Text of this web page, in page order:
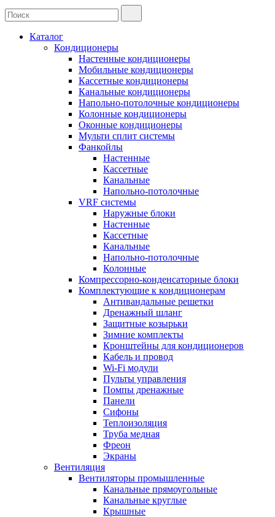
Каталог
Кондиционеры
Настенные кондиционеры
Мобильные кондиционеры
Кассетные кондиционеры
Канальные кондиционеры
Напольно-потолочные кондиционеры
Колонные кондиционеры
Оконные кондиционеры
Мульти сплит системы
Фанкойлы
Настенные
Кассетные
Канальные
Напольно-потолочные
VRF системы
Наружные блоки
Настенные
Кассетные
Канальные
Напольно-потолочные
Колонные
Компрессорно-конденсаторные блоки
Комплектующие к кондиционерам
Антивандальные решетки
Дренажный шланг
Защитные козырьки
Зимние комплекты
Кронштейны для кондиционеров
Кабель и провод
Wi-Fi модули
Пульты управления
Помпы дренажные
Панели
Сифоны
Теплоизоляция
Труба медная
Фреон
Экраны
Вентиляция
Вентиляторы промышленные
Канальные прямоугольные
Канальные круглые
Крышные